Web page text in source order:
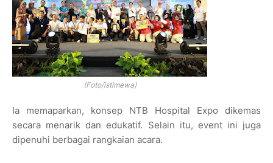
(Foto/istimewa)
Ia memaparkan, konsep NTB Hospital Expo dikemas
secara menarik dan edukatif. Selain itu, event ini juga
dipenuhi berbagai rangkaian acara.